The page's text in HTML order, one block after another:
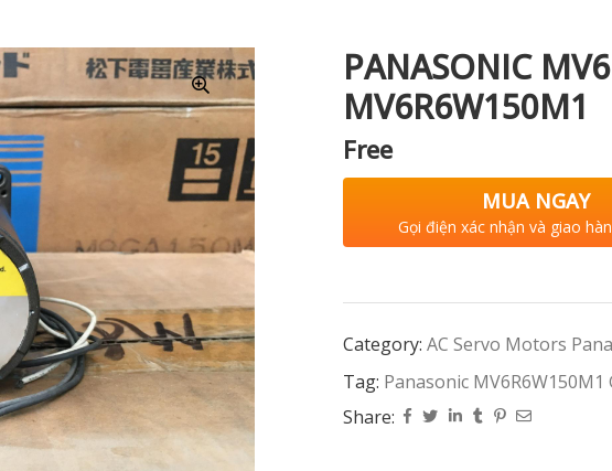
PANASONIC
MV6R6W150M1
Free
MUA NGAY
Gọi điện xác nhận và giao
Category: AC Servo Motors
Tag: Panasonic MV6R6W150M1
Share: